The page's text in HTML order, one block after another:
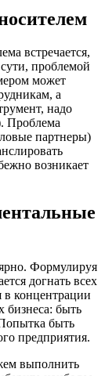
встречается,
проблемой
может
а
надо
Проблема
партнеры)
возникает
Формулируя
догнать всех
в концентрации
бизнеса: быть
быть
предприятия.
выполнить